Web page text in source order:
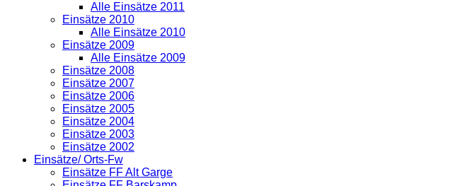
Alle Einsätze 2011
Einsätze 2010
Alle Einsätze 2010
Einsätze 2009
Alle Einsätze 2009
Einsätze 2008
Einsätze 2007
Einsätze 2006
Einsätze 2005
Einsätze 2004
Einsätze 2003
Einsätze 2002
Einsätze/ Orts-Fw
Einsätze FF Alt Garge